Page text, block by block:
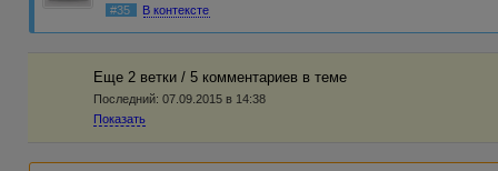
#35 В контексте
Еще 2 ветки / 5 комментариев в темe
Последний: 07.09.2015 в 14:38
Показать